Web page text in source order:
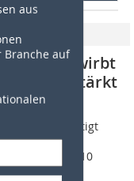
aus
Branche auferwirbt
und stärkt
2024 tätigt
der größten
von über 10